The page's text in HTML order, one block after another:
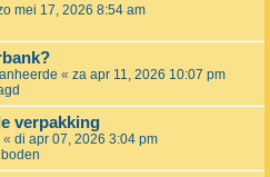
mei 17, 2026 8:54 am
« za apr 11, 2026 10:07 pm
verpakking
« di apr 07, 2026 3:04 pm